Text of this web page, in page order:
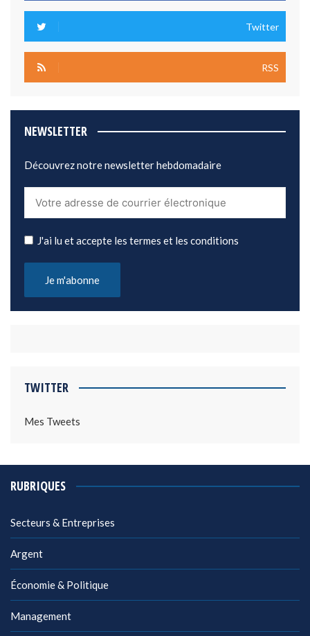
Twitter
RSS
NEWSLETTER
Découvrez notre newsletter hebdomadaire
J'ai lu et accepte les termes et les conditions
TWITTER
Mes Tweets
RUBRIQUES
Secteurs & Entreprises
Argent
Économie & Politique
Management